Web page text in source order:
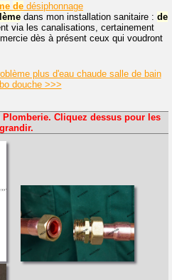
de désiphonnage
dans mon installation sanitaire : de
via les canalisations, certainement
dès à présent ceux qui voudront
plus d'eau chaude salle de bain
douche >>>
Cliquez dessus pour les